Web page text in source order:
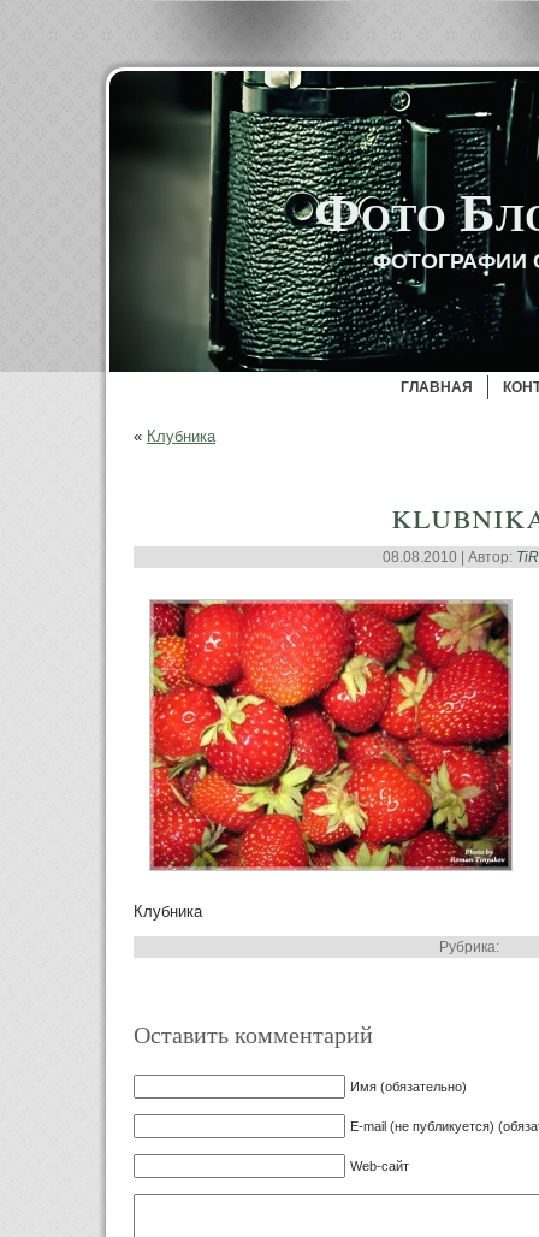
Фото
ФОТОГРАФИИ
ГЛАВНАЯ
« Клубника
08.08.2010 | Автор:
Клубника
Рубрика:
Оставить комментарий
Имя (обязательно)
E-mail (не публикуется)
Web-сайт